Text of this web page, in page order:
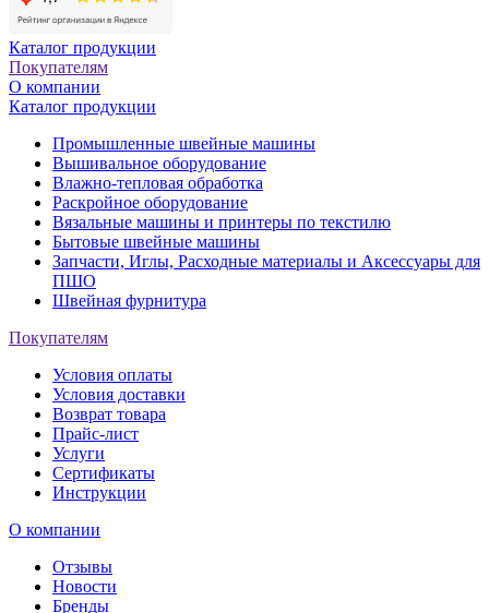
Каталог продукции
Покупателям
О компании
Каталог продукции
Промышленные швейные машины
Вышивальное оборудование
Влажно-тепловая обработка
Раскройное оборудование
Вязальные машины и принтеры по текстилю
Бытовые швейные машины
Запчасти, Иглы, Расходные материалы и Аксессуары для
ПШО
Швейная фурнитура
Покупателям
Условия оплаты
Условия доставки
Возврат товара
Прайс-лист
Услуги
Сертификаты
Инструкции
О компании
Отзывы
Новости
Бренды